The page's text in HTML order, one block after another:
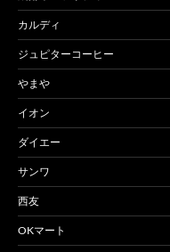
カルディ
ジュピターコーヒー
やまや
イオン
ダイエー
サンワ
西友
OKマート